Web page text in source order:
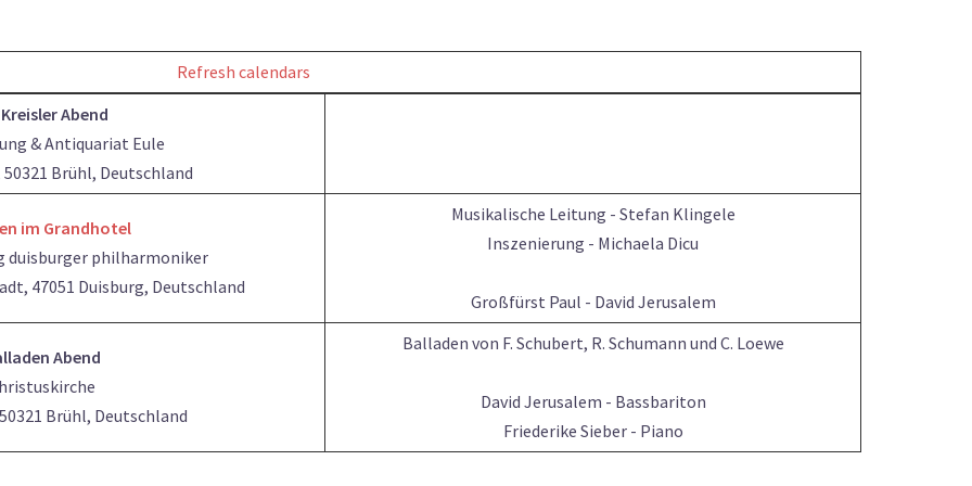
Refresh calendars
Abend
& Antiquariat Eule
Brühl, Deutschland
im Grandhotel
duisburger philharmoniker
47051 Duisburg, Deutschland
Musikalische Leitung - Stefan Klingele
Inszenierung - Michaela Dicu
Großfürst Paul - David Jerusalem
Abend
Brühl, Deutschland
Balladen von F. Schubert, R. Schumann und C. Loewe
David Jerusalem - Bassbariton
Friederike Sieber - Piano